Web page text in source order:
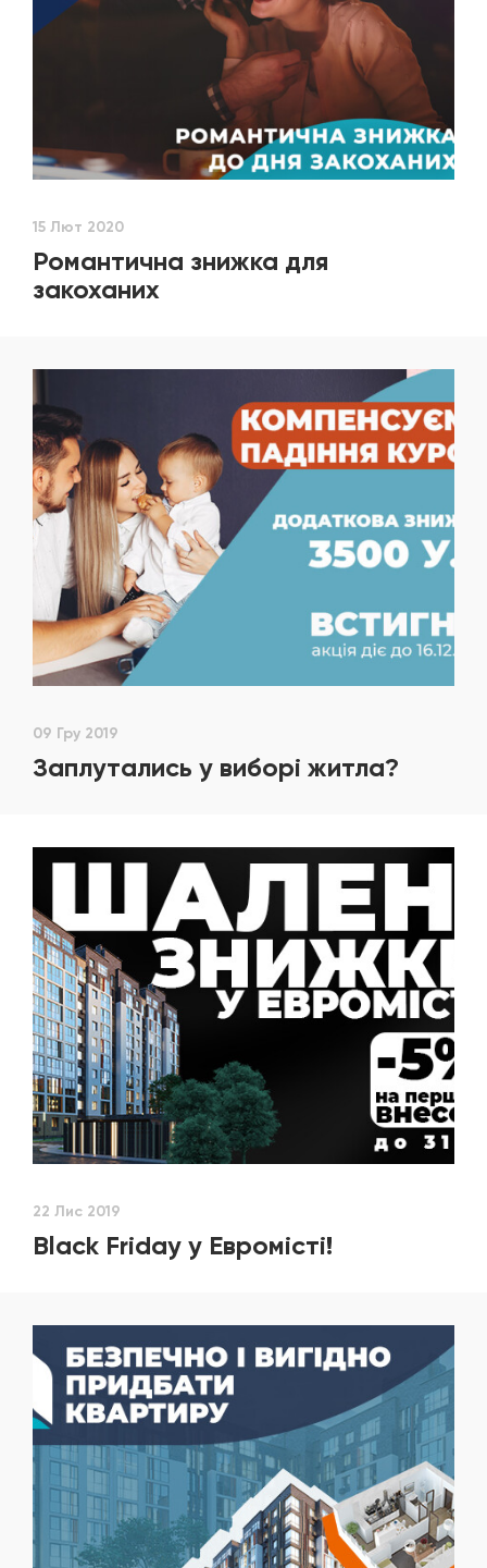
15 Лют 2020
Романтична знижка для
закоханих
09 Гру 2019
Заплутались у виборі житла?
22 Лис 2019
Black Friday у Евромісті!